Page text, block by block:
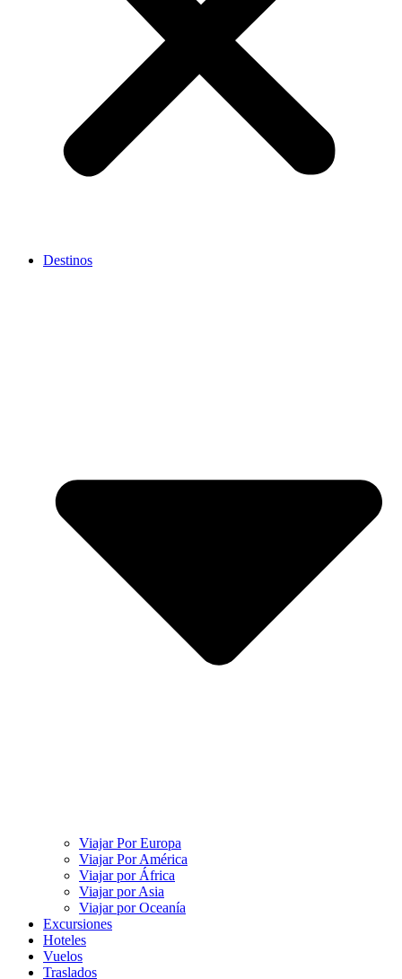
Destinos
Viajar Por Europa
Viajar Por América
Viajar por África
Viajar por Asia
Viajar por Oceanía
Excursiones
Hoteles
Vuelos
Traslados